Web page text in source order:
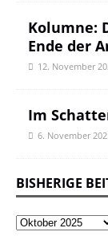
Kolumne:
Ende der
12. November
Im
6. November
BISHERIGE